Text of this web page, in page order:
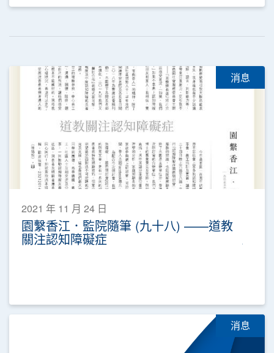
消息
2021 年 11 月 24 日
園繫香江．監院隨筆 (九十八) ——道教
關注認知障礙症
消息